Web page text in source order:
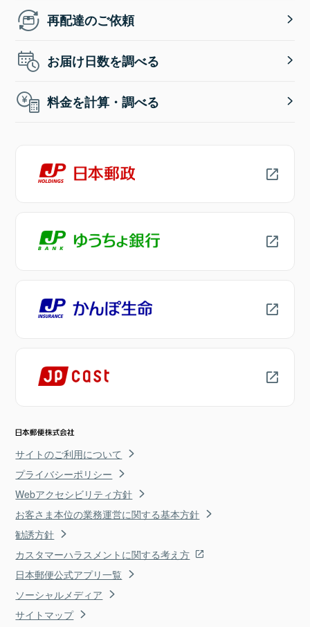
再配達のご依頼
お届け日数を調べる
料金を計算・調べる
サイトのご利用について
プライバシーポリシー
Webアクセシビリティ方針
お客さま本位の業務運営に関する基本方針
勧誘方針
カスタマーハラスメントに関する考え方
日本郵便公式アプリ一覧
ソーシャルメディア
サイトマップ